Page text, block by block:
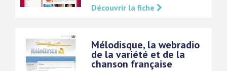
Découvrir la fiche
Mélodisque, la webradio
de la variété et de la
chanson française